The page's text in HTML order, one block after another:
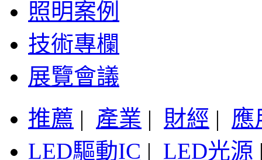
照明案例
技術專欄
展覽會議
推薦 | 產業 | 財經 | 應
LED驅動IC | LED光源